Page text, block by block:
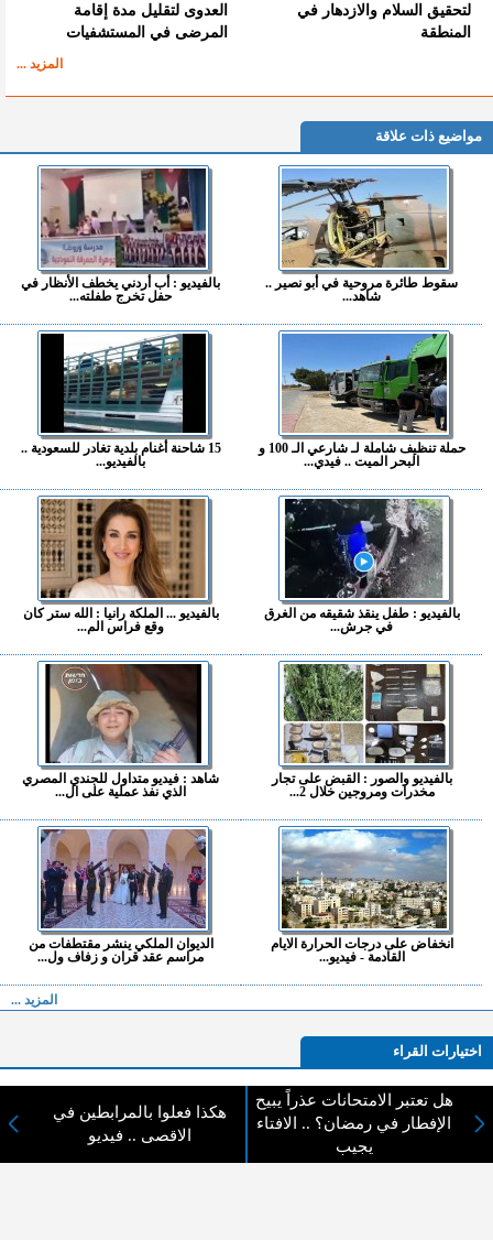
لتحقيق السلام والازدهار في
المنطقة
العدوى لتقليل مدة إقامة
المرضى في المستشفيات
المزيد ...
مواضيع ذات علاقة
سقوط طائرة مروحية في أبو نصير ..
شاهد...
بالفيديو : أب أردني يخطف الأنظار في
حفل تخرج طفلته...
حملة تنظيف شاملة لـ شارعي الـ 100 و
البحر الميت .. فيدي...
15 شاحنة أغنام بلدية تغادر للسعودية ..
بالفيديو...
بالفيديو : طفل ينقذ شقيقه من الغرق
في جرش...
بالفيديو ... الملكة رانيا : الله ستر كان
وقع فراس الم...
بالفيديو والصور : القبض على تجار
مخدرات ومروجين خلال 2...
شاهد : فيديو متداول للجندي المصري
الذي نفذ عملية على ال...
انخفاض على درجات الحرارة الايام
القادمة - فيديو...
الديوان الملكي ينشر مقتطفات من
مراسم عقد قران و زفاف ول...
المزيد ...
اختيارات القراء
هل تعتبر الامتحانات عذراً يبيح
الإفطار في رمضان؟ .. الافتاء
يجيب
هكذا فعلوا بالمرابطين في
الاقصى .. فيديو